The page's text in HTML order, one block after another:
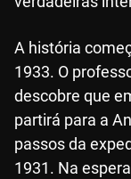
A história
1933. O
descobre que
partirá para a
passos da
1931. Na